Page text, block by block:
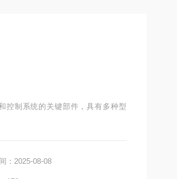
控制系统的关键部件，具有多种型
：2025-08-08